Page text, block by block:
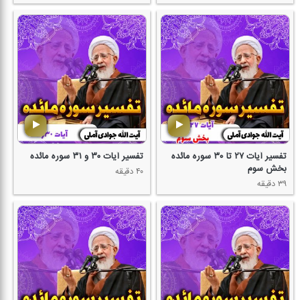
تفسیر آیات ۲۷ تا ۳۰ سوره مائده
بخش سوم
۳۹ دقیقه
تفسیر آیات ۳۰ و ۳۱ سوره مائده
۴۰ دقیقه